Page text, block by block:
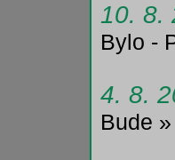
10. 8.
Bylo -
4. 8.
Bude